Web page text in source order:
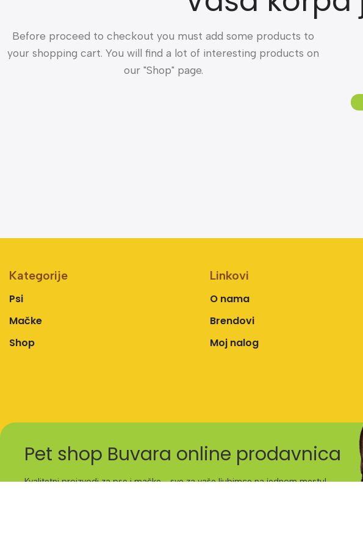
Before proceed to checkout you must add some products to
your shopping cart. You will find a lot of interesting products on
our "Shop" page.
Kategorije
Psi
Mačke
Shop
Linkovi
O nama
Brendovi
Moj nalog
Pet shop Buvara online prodavnica
Kvalitetni proizvodi za pse i mačke - sve za vaše ljubimce na jednom mestu!